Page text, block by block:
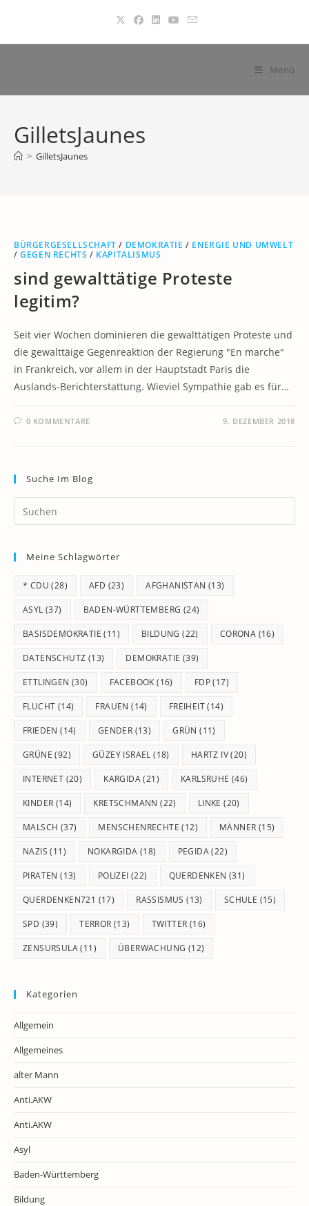
springen
Menü
GilletsJaunes
> GilletsJaunes
BÜRGERGESELLSCHAFT / DEMOKRATIE / ENERGIE UND UMWELT
/GEGEN RECHTS / KAPITALISMUS
sind gewalttätige Proteste
legitim?
Seit vier Wochen dominieren die gewalttätigen Proteste und
die gewalttäige Gegenreaktion der Regierung "En marche"
in Frankreich, vor allem in der Hauptstadt Paris die
Auslands-Berichterstattung. Wieviel Sympathie gab es für…
0 KOMMENTARE 9. DEZEMBER 2018
Suche Im Blog
Meine Schlagwörter
* CDU (28) AFD (23) AFGHANISTAN (13)
ASYL (37) BADEN-WÜRTTEMBERG (24)
BASISDEMOKRATIE (11) BILDUNG (22) CORONA (16)
DATENSCHUTZ (13) DEMOKRATIE (39)
ETTLINGEN (30) FACEBOOK (16) FDP(17)
FLUCHT (14) FRAUEN (14) FREIHEIT(14)
FRIEDEN (14) GENDER (13) GRÜN (11)
GRÜNE (92) GÜZEY ISRAEL (18) HARTZ IV(20)
INTERNET (20) KARGIDA(21) KARLSRUHE (46)
KINDER (14) KRETSCHMANN (22) LINKE (20)
MALSCH (37) MENSCHENRECHTE (12) MÄNNER (15)
NAZIS (11) NOKARGIDA (18) PEGIDA(22)
PIRATEN (13) POLIZEI (22) QUERDENKEN (31)
QUERDENKEN721 (17) RASSISMUS (13) SCHULE (15)
SPD (39) TERROR (13) TWITTER (16)
ZENSURSULA(11) ÜBERWACHUNG (12)
Kategorien
Allgemein
Allgemeines
alter Mann
Anti.AKW
Anti.AKW
Asyl
Baden-Württemberg
Bildung